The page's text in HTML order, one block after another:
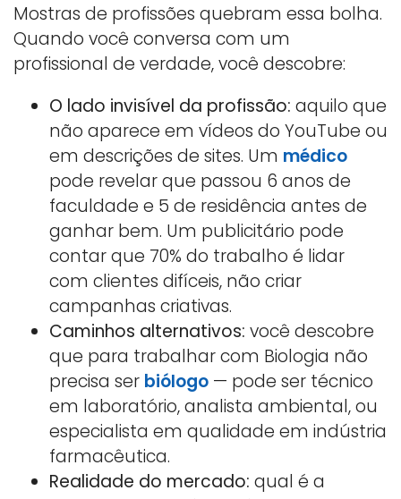
Mostras de profissões quebram essa bolha.
Quando você conversa com um
profissional de verdade, você descobre:
O lado invisível da profissão: aquilo que
não aparece em vídeos do YouTube ou
em descrições de sites. Um médico
pode revelar que passou 6 anos de
faculdade e 5 de residência antes de
ganhar bem. Um publicitário pode
contar que 70% do trabalho é lidar
com clientes difíceis, não criar
campanhas criativas.
Caminhos alternativos: você descobre
que para trabalhar com Biologia não
precisa ser biólogo — pode ser técnico
em laboratório, analista ambiental, ou
especialista em qualidade em indústria
farmacêutica.
Realidade do mercado: qual é a